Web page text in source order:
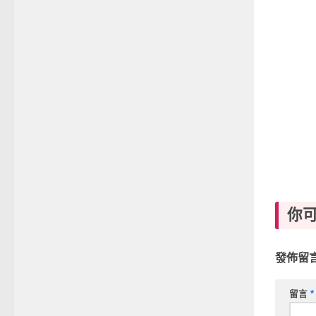
你
發佈留
留言 *